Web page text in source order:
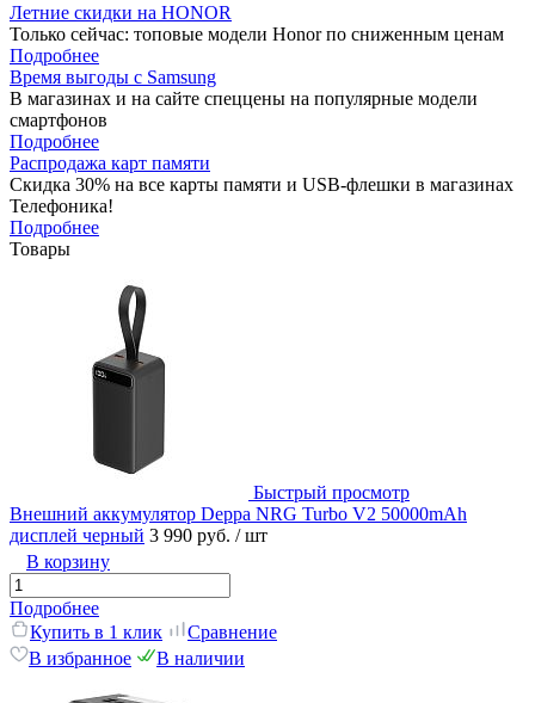
Летние скидки на HONOR
Только сейчас: топовые модели Honor по сниженным ценам
Подробнее
Время выгоды с Samsung
В магазинах и на сайте спеццены на популярные модели
смартфонов
Подробнее
Распродажа карт памяти
Скидка 30% на все карты памяти и USB-флешки в магазинах
Телефоника!
Подробнее
Товары
Быстрый просмотр
Внешний аккумулятор Deppa NRG Turbo V2 50000mAh
дисплей черный 3 990 руб. / шт
В корзину
Подробнее
Купить в 1 клик
Сравнение
В избранное
В наличии